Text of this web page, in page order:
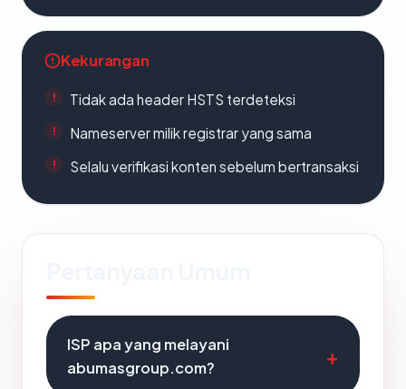
Kekurangan
Tidak ada header HSTS terdeteksi
Nameserver milik registrar yang sama
Selalu verifikasi konten sebelum bertransaksi
ISP apa yang melayani
abumasgroup.com?